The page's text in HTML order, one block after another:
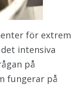
för extrem
intensiva
på
fungerar på